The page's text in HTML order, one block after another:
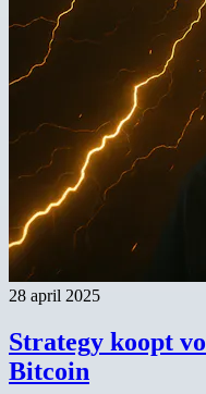
28 april 2025
Strategy koopt
Bitcoin